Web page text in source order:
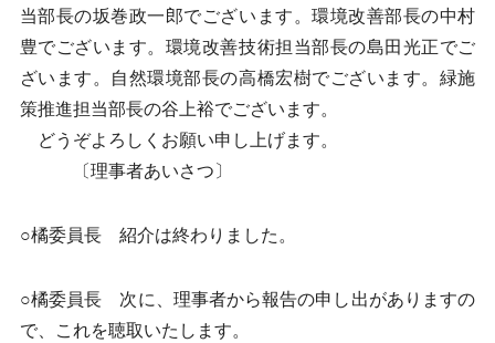
当部長の坂巻政一郎でございます。環境改善部長の中村
豊でございます。環境改善技術担当部長の島田光正でご
ざいます。自然環境部長の高橋宏樹でございます。緑施
策推進担当部長の谷上裕でございます。
どうぞよろしくお願い申し上げます。
〔理事者あいさつ〕
○橘委員長 紹介は終わりました。
○橘委員長 次に、理事者から報告の申し出がありますの
で、これを聴取いたします。